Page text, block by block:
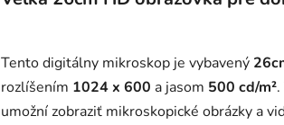
Tento digitálny mikroskop je vybavený
rozlíšením 1024 x 600 a jasom 500 cd/m²
umožní zobraziť mikroskopické obrázky a